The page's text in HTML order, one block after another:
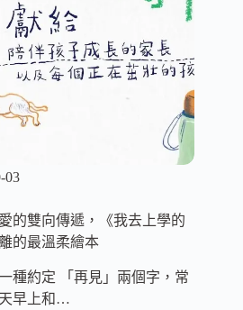
03
的雙向傳遞，《我去上學的
的最溫柔繪本
種約定 「再見」兩個字，常
早上和…